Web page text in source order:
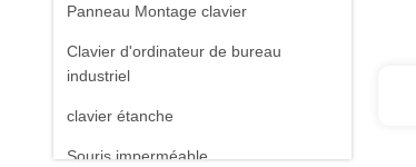
Panneau Montage clavier
Clavier d'ordinateur de bureau
industriel
clavier étanche
Souris imperméable